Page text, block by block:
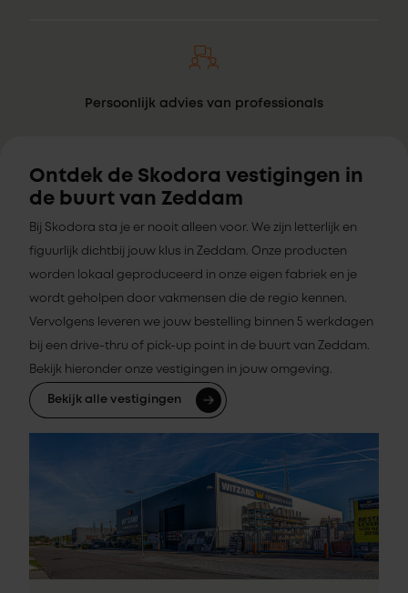
Persoonlijk advies van professionals
Ontdek de Skodora vestigingen in
de buurt van Zeddam
Bij Skodora sta je er nooit alleen voor. We zijn letterlijk en
figuurlijk dichtbij jouw klus in Zeddam. Onze producten
worden lokaal geproduceerd in onze eigen fabriek en je
wordt geholpen door vakmensen die de regio kennen.
Vervolgens leveren we jouw bestelling binnen 5 werkdagen
bij een drive-thru of pick-up point in de buurt van Zeddam.
Bekijk hieronder onze vestigingen in jouw omgeving.
Bekijk alle vestigingen